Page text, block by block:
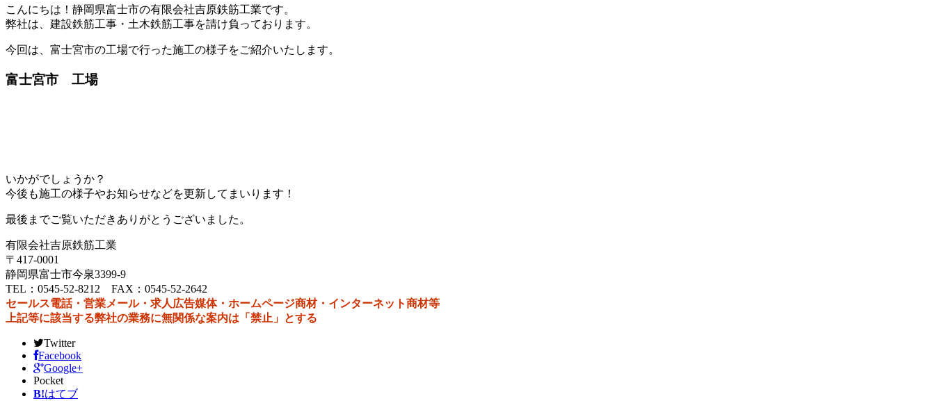
こんにちは！静岡県富士市の有限会社吉原鉄筋工業です。
弊社は、建設鉄筋工事・土木鉄筋工事を請け負っております。
今回は、富士宮市の工場で行った施工の様子をご紹介いたします。
富士宮市 工場
いかがでしょうか？
今後も施工の様子やお知らせなどを更新してまいります！
最後までご覧いただきありがとうございました。
有限会社吉原鉄筋工業
〒417-0001
静岡県富士市今泉3399‐9
TEL：0545-52-8212 FAX：0545-52-2642
セールス電話・営業メール・求人広告媒体・ホームページ商材・インターネット商材等
上記等に該当する弊社の業務に無関係な案内は「禁止」とする
Twitter
Facebook
Google+
Pocket
B!はてブ